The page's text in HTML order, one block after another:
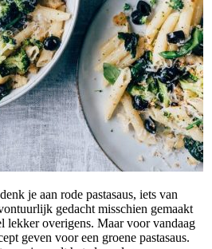
je aan rode pastasaus, iets van
gedacht misschien gemaakt
lekker overigens. Maar voor vandaag
geven voor een groene pastasaus.